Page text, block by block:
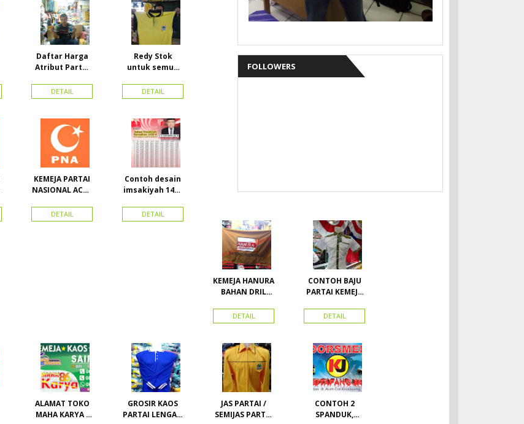
FOLLOWERS
Daftar Harga
Atribut Partai
Toko Maha
Karya Online
Proyek Senen
Jakarta Pusat
DETAIL
Redy Stok
untuk semua
Kerah Bahan PE
Dobel Rp.
DETAIL
KEMEJA PARTAI
NASIONAL ACEH
PKPI, dan
Kemeja
DETAIL
Contoh desain
imsakiyah 1434
cetak
imsakiyah di
DETAIL
KEMEJA HANURA
BAHAN DRIL
HANURA
DETAIL
CONTOH BAJU
PARTAI KEMEJA
SEMUA ATRIBUT
PARTAI
DETAIL
ALAMAT TOKO
MAHA KARYA /
GROSIR KAOS
PARTAI LENGAN
JAS PARTAI /
SEMIJAS PARTAI
CONTOH 2
SPANDUK,